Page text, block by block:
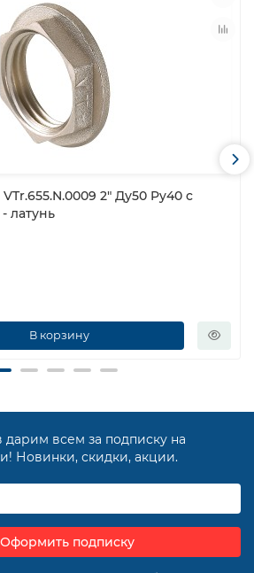
2″ Ду50 Py40 c
латунь
В корзину
дарим всем за подписку на
Новинки, скидки, акции.
Оформить подписку